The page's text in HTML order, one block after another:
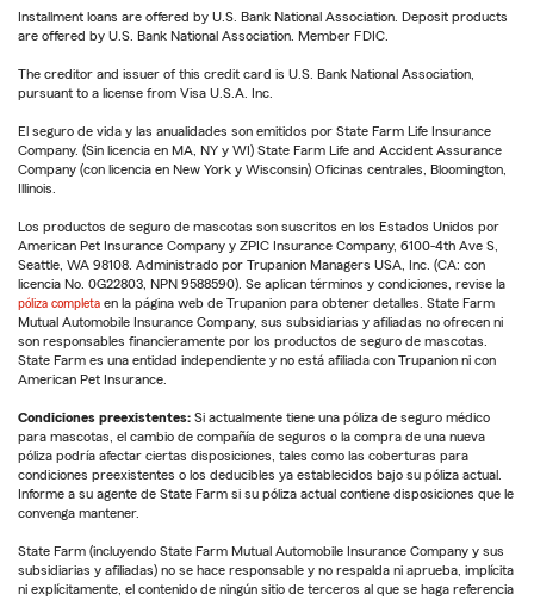
Installment loans are offered by U.S. Bank National Association. Deposit products
are offered by U.S. Bank National Association. Member FDIC.
The creditor and issuer of this credit card is U.S. Bank National Association,
pursuant to a license from Visa U.S.A. Inc.
El seguro de vida y las anualidades son emitidos por State Farm Life Insurance
Company. (Sin licencia en MA, NY y WI) State Farm Life and Accident Assurance
Company (con licencia en New York y Wisconsin) Oficinas centrales, Bloomington,
Illinois.
Los productos de seguro de mascotas son suscritos en los Estados Unidos por
American Pet Insurance Company y ZPIC Insurance Company, 6100-4th Ave S,
Seattle, WA 98108. Administrado por Trupanion Managers USA, Inc. (CA: con
licencia No. 0G22803, NPN 9588590). Se aplican términos y condiciones, revise la
póliza completa en la página web de Trupanion para obtener detalles. State Farm
Mutual Automobile Insurance Company, sus subsidiarias y afiliadas no ofrecen ni
son responsables financieramente por los productos de seguro de mascotas.
State Farm es una entidad independiente y no está afiliada con Trupanion ni con
American Pet Insurance.
Condiciones preexistentes: Si actualmente tiene una póliza de seguro médico
para mascotas, el cambio de compañía de seguros o la compra de una nueva
póliza podría afectar ciertas disposiciones, tales como las coberturas para
condiciones preexistentes o los deducibles ya establecidos bajo su póliza actual.
Informe a su agente de State Farm si su póliza actual contiene disposiciones que le
convenga mantener.
State Farm (incluyendo State Farm Mutual Automobile Insurance Company y sus
subsidiarias y afiliadas) no se hace responsable y no respalda ni aprueba, implícita
ni explícitamente, el contenido de ningún sitio de terceros al que se haga referencia